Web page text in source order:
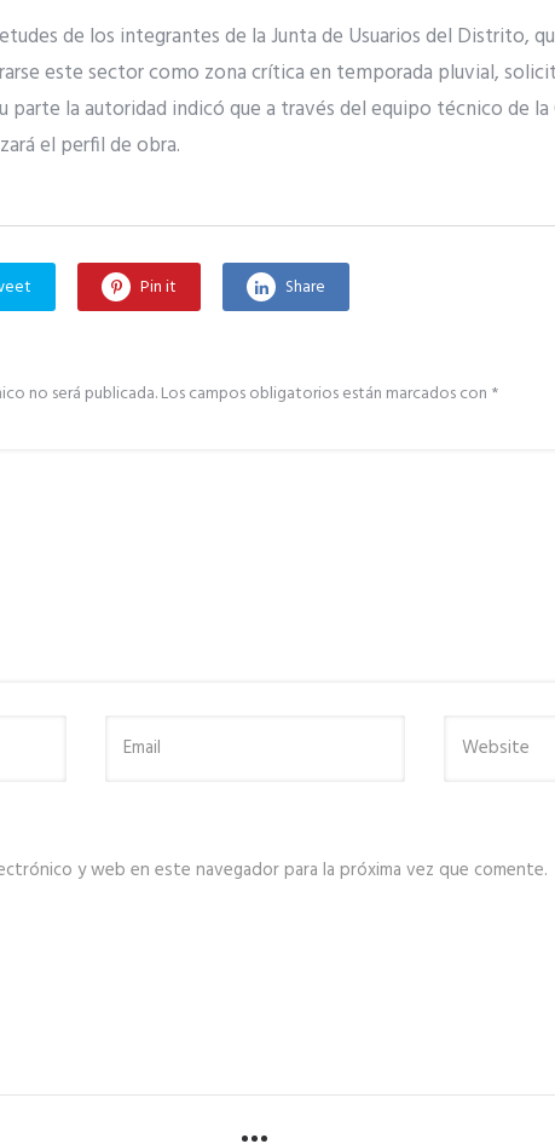
de los integrantes de la Junta de Usuarios del Distrito,
este sector como zona crítica en temporada pluvial,
parte la autoridad indicó que a través del equipo técnico de la
el perfil de obra.
Pin it Share
no será publicada.Los campos obligatorios están marcados con *
y web en este navegador para la próxima vez que comente.